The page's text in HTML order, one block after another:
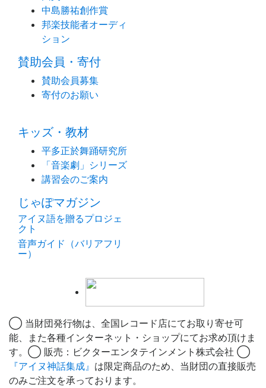
中島勝祐創作賞
邦楽技能者オーディ
ション
賛助会員・寄付
賛助会員募集
寄付のお願い
キッズ・教材
平多正於舞踊研究所
「音楽劇」シリーズ
講習会のご案内
じゃぽマガジン
アイヌ語を贈るプロジェ
クト
音声ガイド（バリアフリ
ー）
◯ 当財団発行物は、全国レコード店にてお取り寄せ可
能、また各種インターネット・ショップにてお求め頂けま
す。◯ 販売：ビクターエンタテインメント株式会社 ◯
『アイヌ神話集成』 は限定商品のため、当財団の直接販売
のみご注文を承っております。